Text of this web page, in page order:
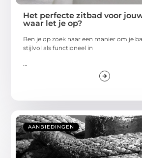
Het perfecte zitbad voor
waar let je op?
Ben je op zoek naar een manier om je
stijlvol als functioneel in
...
AANBIEDINGEN